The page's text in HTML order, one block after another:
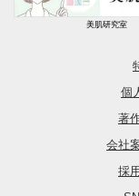
美肌研究室
個
著
会社
採